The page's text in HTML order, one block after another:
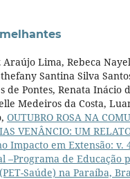
Araújo Lima, Rebeca
Santina Silva
de Pontes, Renata Inácio
Medeiros da Costa,
OUTUBRO ROSA NA
VENÂNCIO: UM
Impacto em Extensão: v.
–Programa de Educação
Saúde) na Paraíba,